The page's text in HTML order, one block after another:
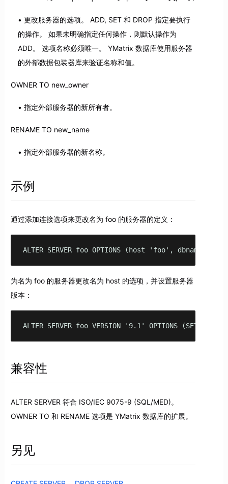
更改服务器的选项。 ADD, SET 和 DROP 指定要执行
的操作。 如果未明确指定任何操作，则默认操作为
ADD。 选项名称必须唯一。 YMatrix 数据库使用服务器
的外部数据包装器库来验证名称和值。
OWNER TO new_owner
指定外部服务器的新所有者。
RENAME TO new_name
指定外部服务器的新名称。
示例
通过添加连接选项来更改名为 foo 的服务器的定义：
ALTER SERVER foo OPTIONS (host 'foo', dbname
为名为 foo 的服务器更改名为 host 的选项，并设置服务器
版本：
ALTER SERVER foo VERSION '9.1' OPTIONS (SET
兼容性
ALTER SERVER 符合 ISO/IEC 9075-9 (SQL/MED)。
OWNER TO 和 RENAME 选项是 YMatrix 数据库的扩展。
另见